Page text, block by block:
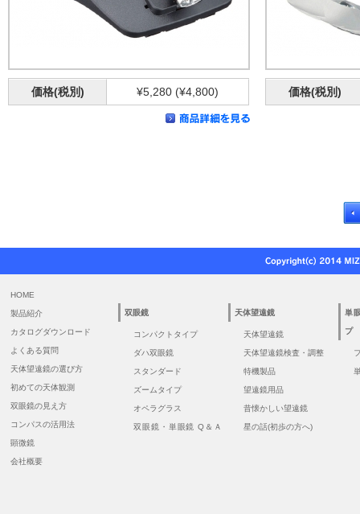
価格(税別) ¥5,280 (¥4,800) 価格(税別)
HOME
製品紹介
カタログダウンロード
よくある質問
天体望遠鏡の選び方
初めての天体観測
双眼鏡の見え方
コンパスの活用法
顕微鏡
会社概要
双眼鏡
コンパクトタイプ
ダハ双眼鏡
スタンダード
ズームタイプ
オペラグラス
双眼鏡・単眼鏡 Q＆Ａ
天体望遠鏡
天体望遠鏡
天体望遠鏡検査・調整
特機製品
望遠鏡用品
昔懐かしい望遠鏡
星の話(初歩の方へ)
単
プ